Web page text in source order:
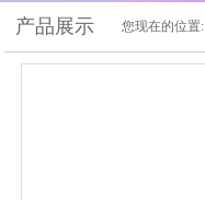
产品展示 您现在的位置: